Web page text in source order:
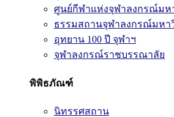
ศูนย์กีฬาแห่งจุฬาลงกรณ์มห
ธรรมสถานจุฬาลงกรณ์มหา
อุทยาน 100 ปี จุฬาฯ
จุฬาลงกรณ์ราชบรรณาลัย
พิพิธภัณฑ์
นิทรรศสถาน